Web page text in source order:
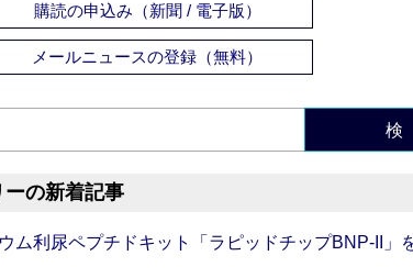
購読の申込み（新聞 / 電子版）
メールニュースの登録（無料）
検
ーの新着記事
ム利尿ペプチドキット「ラピッドチップBNP-II